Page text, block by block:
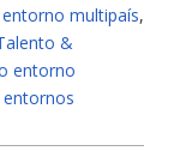
multipaís,
&
entorno